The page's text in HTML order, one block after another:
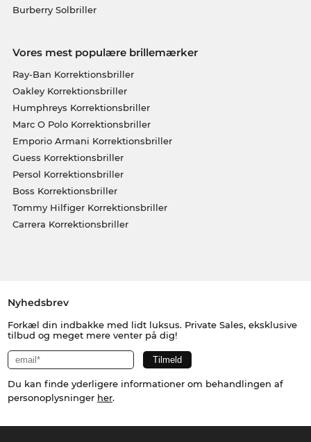
Burberry Solbriller
Vores mest populære brillemærker
Ray-Ban Korrektionsbriller
Oakley Korrektionsbriller
Humphreys Korrektionsbriller
Marc O Polo Korrektionsbriller
Emporio Armani Korrektionsbriller
Guess Korrektionsbriller
Persol Korrektionsbriller
Boss Korrektionsbriller
Tommy Hilfiger Korrektionsbriller
Carrera Korrektionsbriller
Nyhedsbrev
Forkæl din indbakke med lidt luksus. Private Sales, eksklusive
tilbud og meget mere venter på dig!
Du kan finde yderligere informationer om behandlingen af
personoplysninger her.